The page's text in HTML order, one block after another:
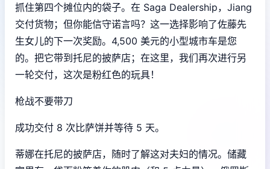
抓住第四个摊位内的袋子。在 Saga Dealership，Jiang
交付货物；但你能信守诺言吗？这一选择影响了佐藤先
生女儿的下一次奖励。4,500 美元的小型城市车是您
的。把它带到托尼的披萨店；在这里，我们再次进行另
一轮交付，这次是粉红色的玩具！
枪战不要带刀
成功交付 8 次比萨饼并等待 5 天。
蒂娜在托尼的披萨店，随时了解这对夫妇的情况。储藏